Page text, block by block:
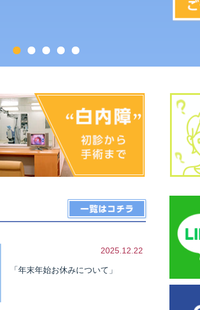
2025.12.22
「年末年始お休みについて」